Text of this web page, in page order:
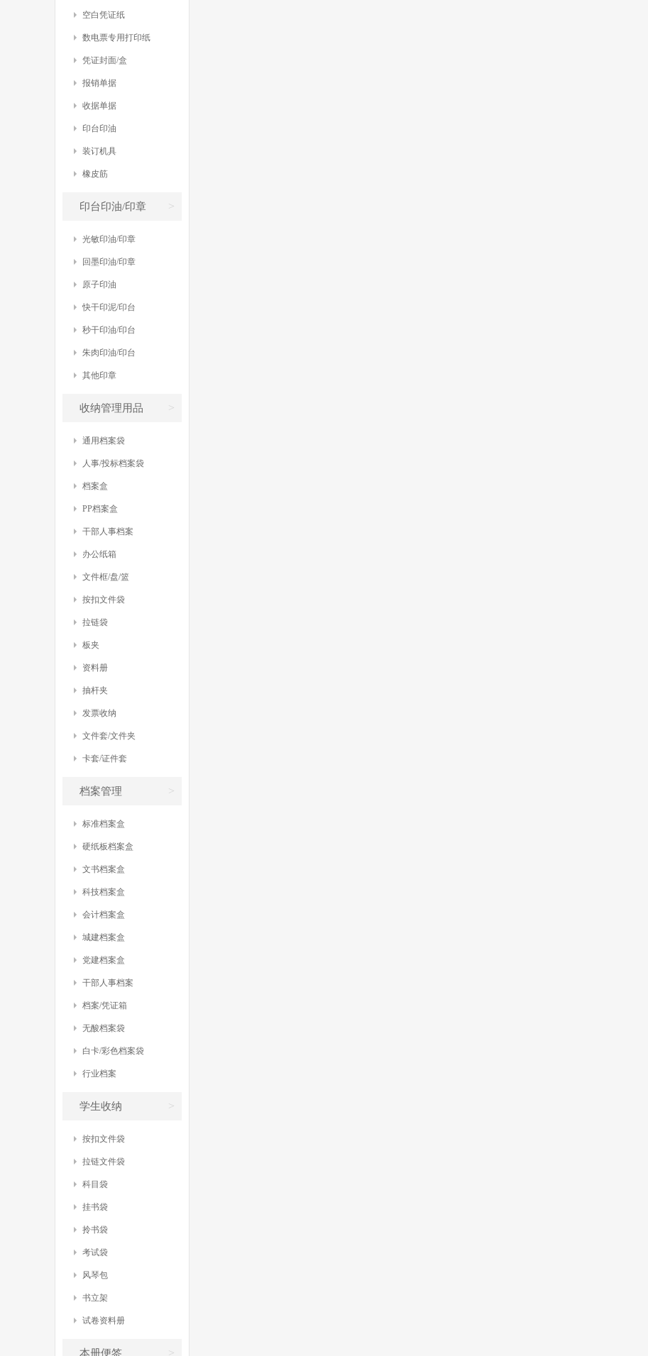
空白凭证纸
数电票专用打印纸
凭证封面/盒
报销单据
收据单据
印台印油
装订机具
橡皮筋
印台印油/印章 >
光敏印油/印章
回墨印油/印章
原子印油
快干印泥/印台
秒干印油/印台
朱肉印油/印台
其他印章
收纳管理用品 >
通用档案袋
人事/投标档案袋
档案盒
PP档案盒
干部人事档案
办公纸箱
文件框/盘/篮
按扣文件袋
拉链袋
板夹
资料册
抽杆夹
发票收纳
文件套/文件夹
卡套/证件套
档案管理 >
标准档案盒
硬纸板档案盒
文书档案盒
科技档案盒
会计档案盒
城建档案盒
党建档案盒
干部人事档案
档案/凭证箱
无酸档案袋
白卡/彩色档案袋
行业档案
学生收纳 >
按扣文件袋
拉链文件袋
科目袋
挂书袋
拎书袋
考试袋
风琴包
书立架
试卷资料册
本册便签 >